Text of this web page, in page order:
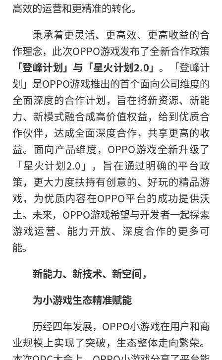
高效的运营和更精准的转化。
秉承着更灵活、更高效、更高收益的合
作理念， 此次OPPO游戏发布了全新合作政策
「登峰计划」与「星火计划2.0」 。「登峰计
划」是OPPO游戏推出的首个面向公司维度的
全面深度的合作计划，旨在将新资源、新能
力、新模式融合成高价值权益，给到优质合
作伙伴，达成全面深度合作，共享更高的收
益。面向产品维度，OPPO游戏全新升级了
「星火计划2.0」，旨在通过明确的平台政
策，更大力度扶持有创意的、好玩的精品游
戏，为优质内容在OPPO平台的成功提供沃
土。未来，OPPO游戏希望与开发者一起探索
游戏运营、能力开放、深度合作的更多可
能。
新能力、新技术、新空间，
为小游戏生态精准赋能
历经四年发展，OPPO小游戏在用户和商
业规模上实现了突破，生态整体走向繁荣。